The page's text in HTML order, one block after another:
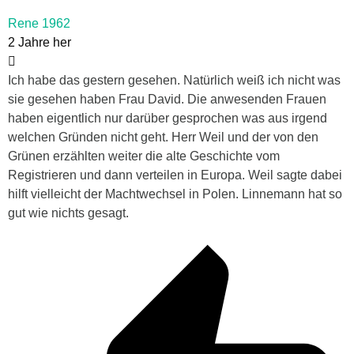
Rene 1962
2 Jahre her
Ich habe das gestern gesehen. Natürlich weiß ich nicht was
sie gesehen haben Frau David. Die anwesenden Frauen
haben eigentlich nur darüber gesprochen was aus irgend
welchen Gründen nicht geht. Herr Weil und der von den
Grünen erzählten weiter die alte Geschichte vom
Registrieren und dann verteilen in Europa. Weil sagte dabei
hilft vielleicht der Machtwechsel in Polen. Linnemann hat so
gut wie nichts gesagt.